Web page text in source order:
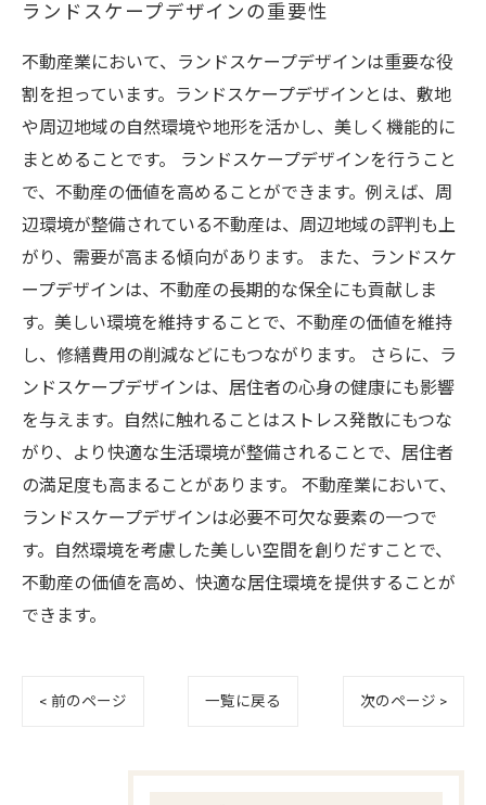
ランドスケープデザインの重要性
不動産業において、ランドスケープデザインは重要な役
割を担っています。ランドスケープデザインとは、敷地
や周辺地域の自然環境や地形を活かし、美しく機能的に
まとめることです。 ランドスケープデザインを行うこと
で、不動産の価値を高めることができます。例えば、周
辺環境が整備されている不動産は、周辺地域の評判も上
がり、需要が高まる傾向があります。 また、ランドスケ
ープデザインは、不動産の長期的な保全にも貢献しま
す。美しい環境を維持することで、不動産の価値を維持
し、修繕費用の削減などにもつながります。 さらに、ラ
ンドスケープデザインは、居住者の心身の健康にも影響
を与えます。自然に触れることはストレス発散にもつな
がり、より快適な生活環境が整備されることで、居住者
の満足度も高まることがあります。 不動産業において、
ランドスケープデザインは必要不可欠な要素の一つで
す。自然環境を考慮した美しい空間を創りだすことで、
不動産の価値を高め、快適な居住環境を提供することが
できます。
< 前のページ 一覧に戻る 次のページ >